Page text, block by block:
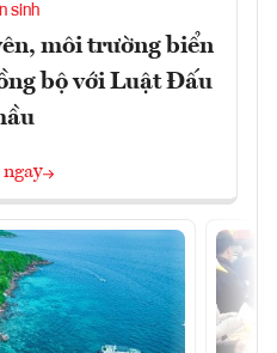
sinh
môi trường biển
bộ với Luật Đấu